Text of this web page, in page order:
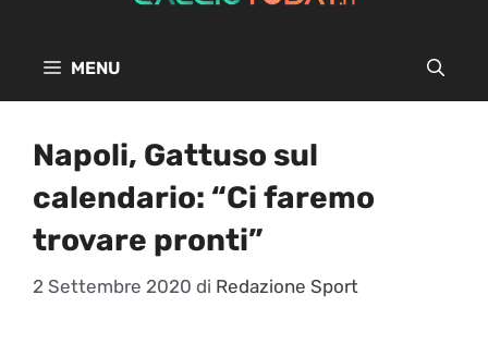
MENU
Napoli, Gattuso sul
calendario: “Ci faremo
trovare pronti”
2 Settembre 2020 di Redazione Sport